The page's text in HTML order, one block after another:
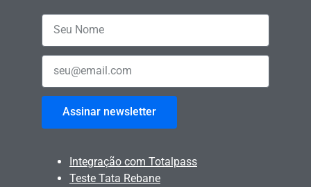
Assinar newsletter
Integração com Totalpass
Teste Tata Rebane